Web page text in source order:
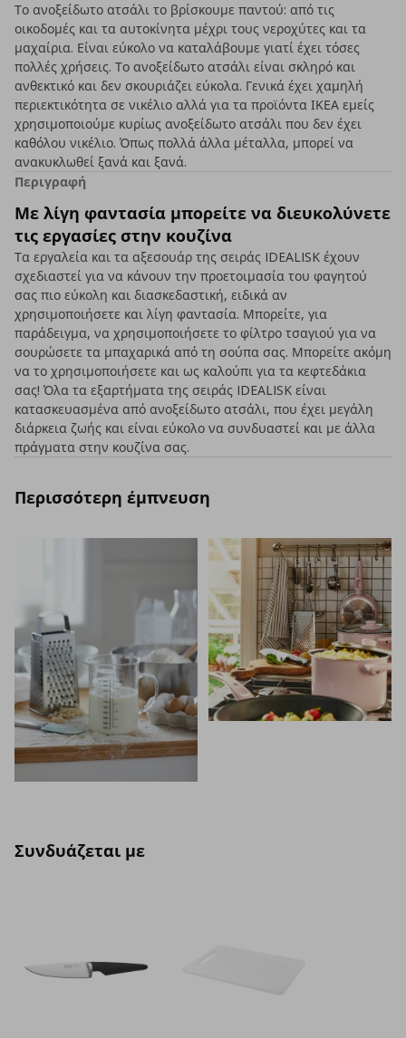
Το ανοξείδωτο ατσάλι το βρίσκουμε παντού: από τις
οικοδομές και τα αυτοκίνητα μέχρι τους νεροχύτες και τα
μαχαίρια. Είναι εύκολο να καταλάβουμε γιατί έχει τόσες
πολλές χρήσεις. Το ανοξείδωτο ατσάλι είναι σκληρό και
ανθεκτικό και δεν σκουριάζει εύκολα. Γενικά έχει χαμηλή
περιεκτικότητα σε νικέλιο αλλά για τα προϊόντα ΙΚΕΑ εμείς
χρησιμοποιούμε κυρίως ανοξείδωτο ατσάλι που δεν έχει
καθόλου νικέλιο. Όπως πολλά άλλα μέταλλα, μπορεί να
ανακυκλωθεί ξανά και ξανά.
Περιγραφή
Με λίγη φαντασία μπορείτε να διευκολύνετε
τις εργασίες στην κουζίνα
Τα εργαλεία και τα αξεσουάρ της σειράς IDEALISK έχουν
σχεδιαστεί για να κάνουν την προετοιμασία του φαγητού
σας πιο εύκολη και διασκεδαστική, ειδικά αν
χρησιμοποιήσετε και λίγη φαντασία. Μπορείτε, για
παράδειγμα, να χρησιμοποιήσετε το φίλτρο τσαγιού για να
σουρώσετε τα μπαχαρικά από τη σούπα σας. Μπορείτε ακόμη
να το χρησιμοποιήσετε και ως καλούπι για τα κεφτεδάκια
σας! Όλα τα εξαρτήματα της σειράς IDEALISK είναι
κατασκευασμένα από ανοξείδωτο ατσάλι, που έχει μεγάλη
διάρκεια ζωής και είναι εύκολο να συνδυαστεί και με άλλα
πράγματα στην κουζίνα σας.
Περισσότερη έμπνευση
Συνδυάζεται με